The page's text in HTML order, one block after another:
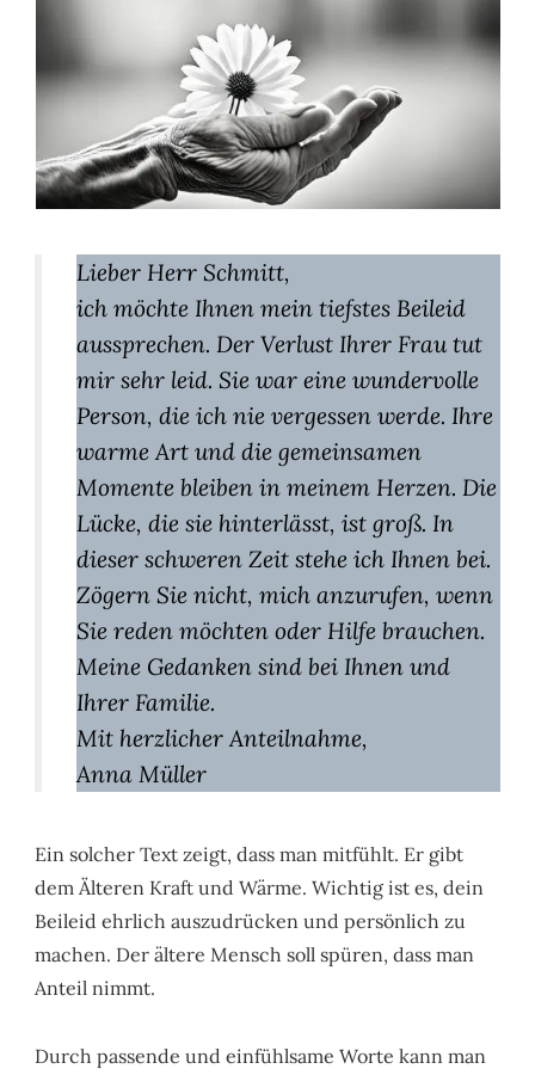
Lieber Herr Schmitt,
ich möchte Ihnen mein tiefstes Beileid
aussprechen. Der Verlust Ihrer Frau tut
mir sehr leid. Sie war eine wundervolle
Person, die ich nie vergessen werde. Ihre
warme Art und die gemeinsamen
Momente bleiben in meinem Herzen. Die
Lücke, die sie hinterlässt, ist groß. In
dieser schweren Zeit stehe ich Ihnen bei.
Zögern Sie nicht, mich anzurufen, wenn
Sie reden möchten oder Hilfe brauchen.
Meine Gedanken sind bei Ihnen und
Ihrer Familie.
Mit herzlicher Anteilnahme,
Anna Müller
Ein solcher Text zeigt, dass man mitfühlt. Er gibt
dem Älteren Kraft und Wärme. Wichtig ist es, dein
Beileid ehrlich auszudrücken und persönlich zu
machen. Der ältere Mensch soll spüren, dass man
Anteil nimmt.
Durch passende und einfühlsame Worte kann man